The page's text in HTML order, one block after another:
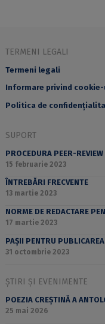
TERMENI LEGALI
Termeni legali
Informare privind
Politica de
SUPORT
PROCEDURA PEER-REVIEW
15 februarie 2023
ÎNTREBĂRI FRECVENTE
13 martie 2023
NORME DE REDACTARE
17 martie 2023
PAȘII PENTRU
31 octombrie 2023
ȘTIRI ȘI EVENIMENTE
POEZIA CREȘTINĂ A
25 mai 2026